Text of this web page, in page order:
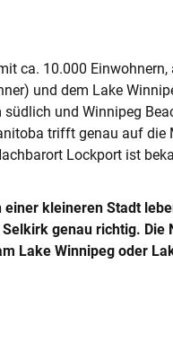
ca. 10.000
und dem Lake
und Winnipeg
trifft genau auf die
Lockport ist
einer kleineren Stadt
genau richtig. Die
Lake Winnipeg oder